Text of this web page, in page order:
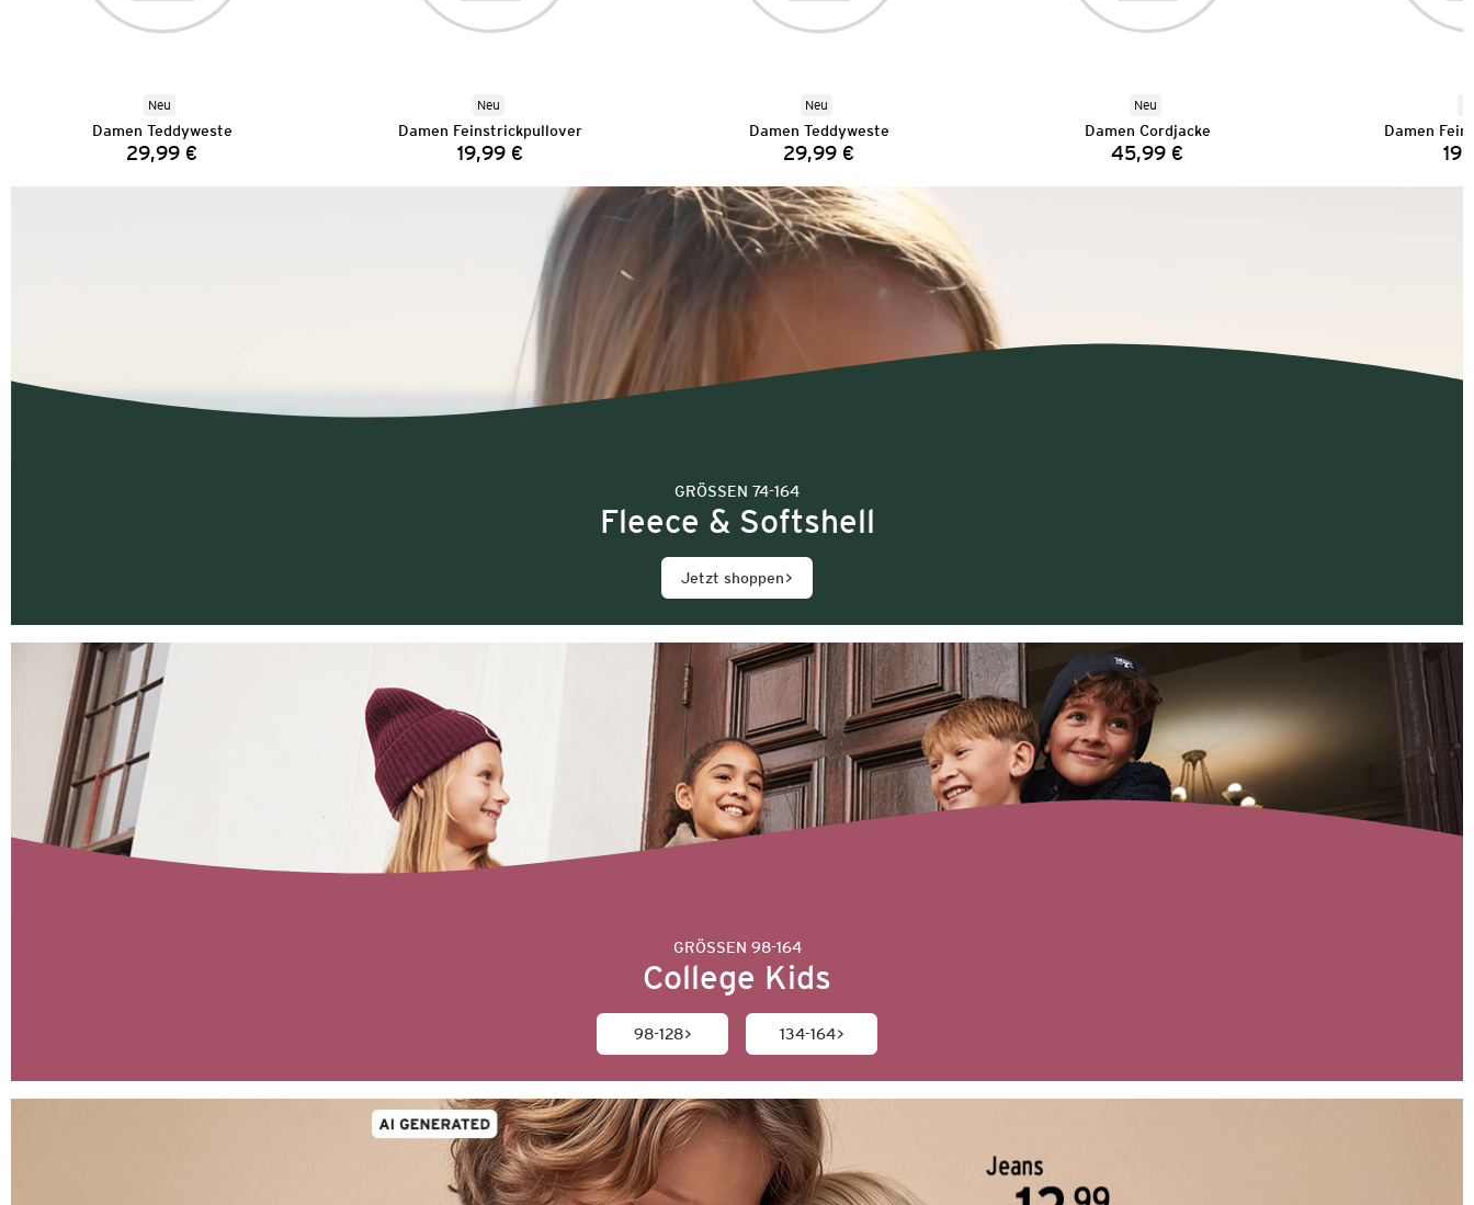
Neu
Damen Teddyweste
Preis:
29,99 €
Neu
Damen Feinstrickpullover
Preis:
19,99 €
Neu
Damen Teddyweste
Preis:
29,99 €
Neu
Damen Cordjacke
Preis:
45,99 €
Damen
GRÖSSEN 74-164
Fleece & Softshell
Jetzt shoppen
GRÖSSEN 98-164
College Kids
98-128 134-164